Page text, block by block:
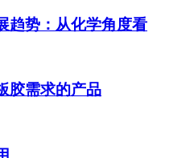
趋势：从化学角度看
胶需求的产品